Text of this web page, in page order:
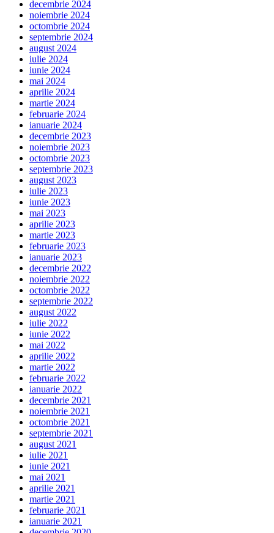
decembrie 2024
noiembrie 2024
octombrie 2024
septembrie 2024
august 2024
iulie 2024
iunie 2024
mai 2024
aprilie 2024
martie 2024
februarie 2024
ianuarie 2024
decembrie 2023
noiembrie 2023
octombrie 2023
septembrie 2023
august 2023
iulie 2023
iunie 2023
mai 2023
aprilie 2023
martie 2023
februarie 2023
ianuarie 2023
decembrie 2022
noiembrie 2022
octombrie 2022
septembrie 2022
august 2022
iulie 2022
iunie 2022
mai 2022
aprilie 2022
martie 2022
februarie 2022
ianuarie 2022
decembrie 2021
noiembrie 2021
octombrie 2021
septembrie 2021
august 2021
iulie 2021
iunie 2021
mai 2021
aprilie 2021
martie 2021
februarie 2021
ianuarie 2021